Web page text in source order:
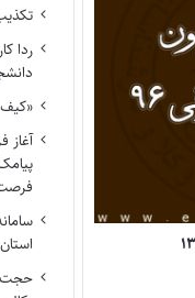
ردا
«کیف
آغاز
حجت